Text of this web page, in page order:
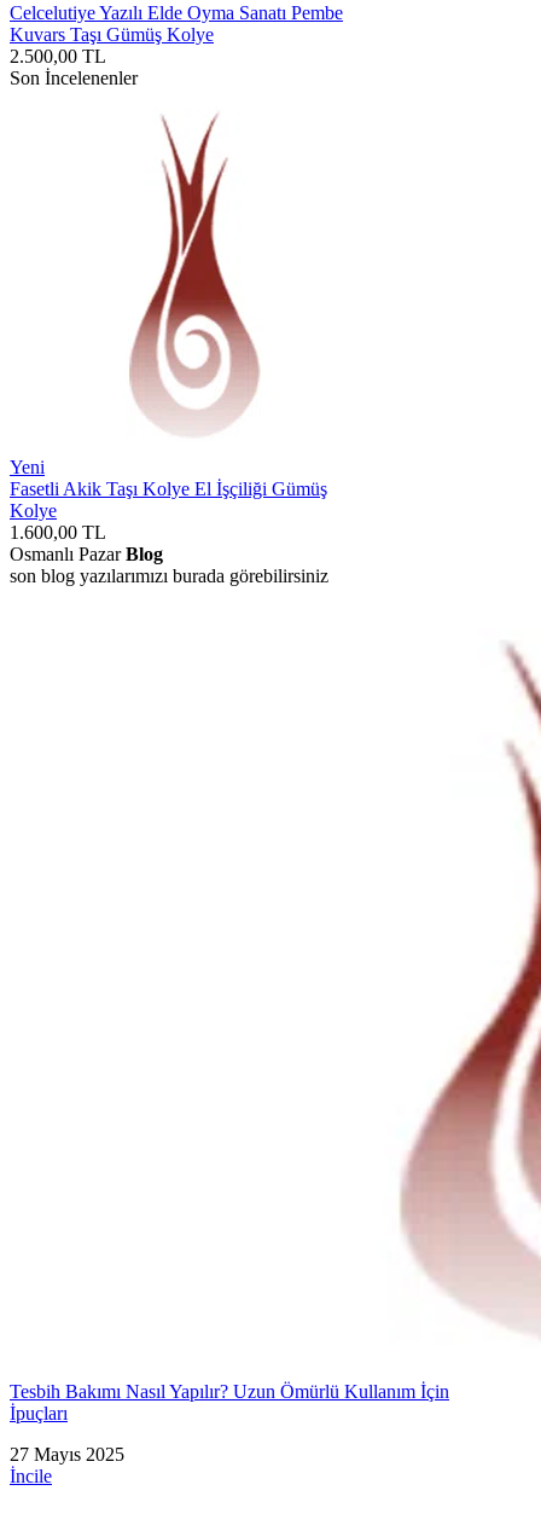
Celcelutiye Yazılı Elde Oyma Sanatı Pembe
Kuvars Taşı Gümüş Kolye
2.500,00 TL
Son İncelenenler
Yeni
Fasetli Akik Taşı Kolye El İşçiliği Gümüş
Kolye
1.600,00 TL
Osmanlı PazarBlog
son blog yazılarımızı burada görebilirsiniz
Tesbih Bakımı Nasıl Yapılır? Uzun Ömürlü Kullanım İçin
İpuçları
27 Mayıs 2025
İncile